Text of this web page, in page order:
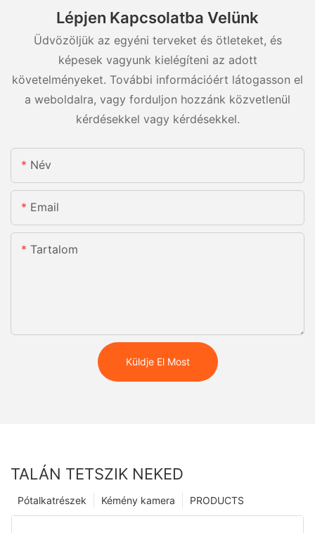
Lépjen Kapcsolatba Velünk
Üdvözöljük az egyéni terveket és ötleteket, és
képesek vagyunk kielégíteni az adott
követelményeket. További információért látogasson el
a weboldalra, vagy forduljon hozzánk közvetlenül
kérdésekkel vagy kérdésekkel.
Név
Email
Tartalom
Küldje El Most
TALÁN TETSZIK NEKED
PRODUCTS
Kémény kamera
Pótalkatrészek